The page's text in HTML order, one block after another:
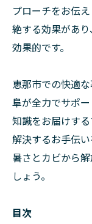
プローチをお伝
絶する効果があ
効果的です。
恵那市での快適
阜が全力でサポ
知識をお届けす
解決するお手伝い
暑さとカビから
しょう。
目次